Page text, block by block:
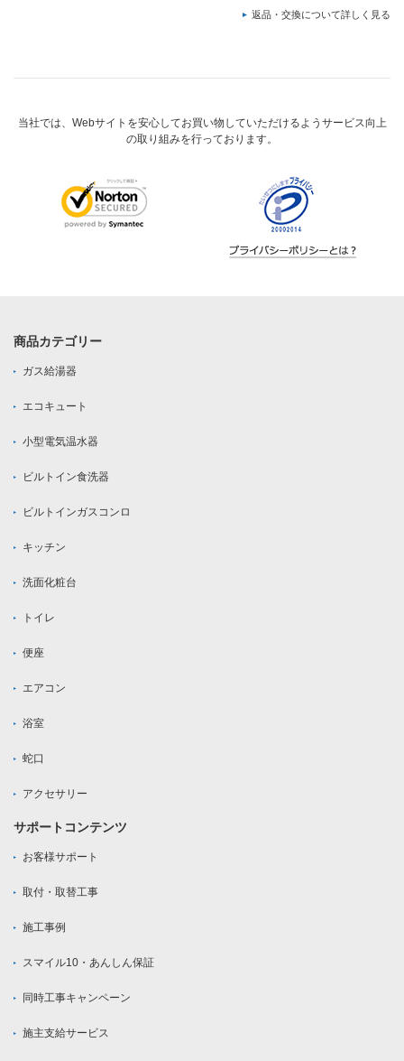
返品・交換について詳しく見る
当社では、Webサイトを安心してお買い物していただけるようサービス向上
の取り組みを行っております。
商品カテゴリー
ガス給湯器
エコキュート
小型電気温水器
ビルトイン食洗器
ビルトインガスコンロ
キッチン
洗面化粧台
トイレ
便座
エアコン
浴室
蛇口
アクセサリー
サポートコンテンツ
お客様サポート
取付・取替工事
施工事例
スマイル10・あんしん保証
同時工事キャンペーン
施主支給サービス